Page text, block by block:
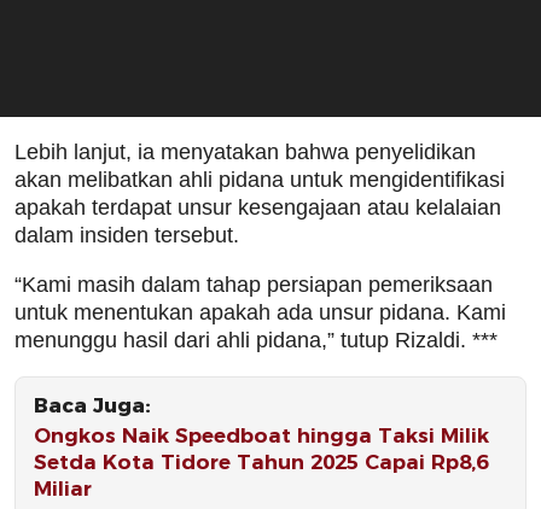
Lebih lanjut, ia menyatakan bahwa penyelidikan
akan melibatkan ahli pidana untuk mengidentifikasi
apakah terdapat unsur kesengajaan atau kelalaian
dalam insiden tersebut.
“Kami masih dalam tahap persiapan pemeriksaan
untuk menentukan apakah ada unsur pidana. Kami
menunggu hasil dari ahli pidana,” tutup Rizaldi. ***
Baca Juga:
Ongkos Naik Speedboat hingga Taksi Milik
Setda Kota Tidore Tahun 2025 Capai Rp8,6
Miliar